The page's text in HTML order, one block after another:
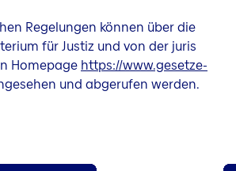
Regelungen können über die
für Justiz und von der juris
Homepage https://www.gesetze-
und abgerufen werden.